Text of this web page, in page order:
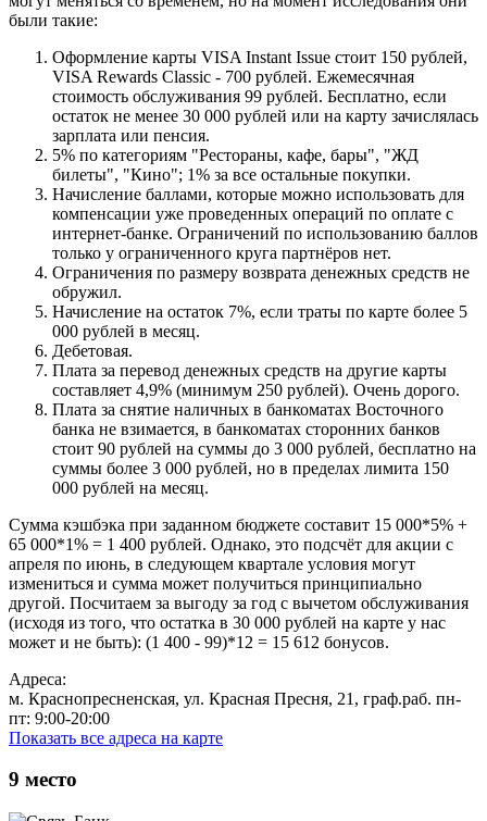
были такие:
Оформление карты VISA Instant Issue стоит 150 рублей,
VISA Rewards Classic - 700 рублей. Ежемесячная
стоимость обслуживания 99 рублей. Бесплатно, если
остаток не менее 30 000 рублей или на карту зачислялась
зарплата или пенсия.
5% по категориям "Рестораны, кафе, бары", "ЖД
билеты", "Кино"; 1% за все остальные покупки.
Начисление баллами, которые можно использовать для
компенсации уже проведенных операций по оплате с
интернет-банке. Ограничений по использованию баллов
только у ограниченного круга партнёров нет.
Ограничения по размеру возврата денежных средств не
обружил.
Начисление на остаток 7%, если траты по карте более 5
000 рублей в месяц.
Дебетовая.
Плата за перевод денежных средств на другие карты
составляет 4,9% (минимум 250 рублей). Очень дорого.
Плата за снятие наличных в банкоматах Восточного
банка не взимается, в банкоматах сторонних банков
стоит 90 рублей на суммы до 3 000 рублей, бесплатно на
суммы более 3 000 рублей, но в пределах лимита 150
000 рублей на месяц.
Сумма кэшбэка при заданном бюджете составит 15 000*5% +
65 000*1% = 1 400 рублей. Однако, это подсчёт для акции с
апреля по июнь, в следующем квартале условия могут
измениться и сумма может получиться принципиально
другой. Посчитаем за выгоду за год с вычетом обслуживания
(исходя из того, что остатка в 30 000 рублей на карте у нас
может и не быть): (1 400 - 99)*12 = 15 612 бонусов.
Адреса:
м. Краснопресненская, ул. Красная Пресня, 21, граф.раб. пн-
пт: 9:00-20:00
Показать все адреса на карте
9 место